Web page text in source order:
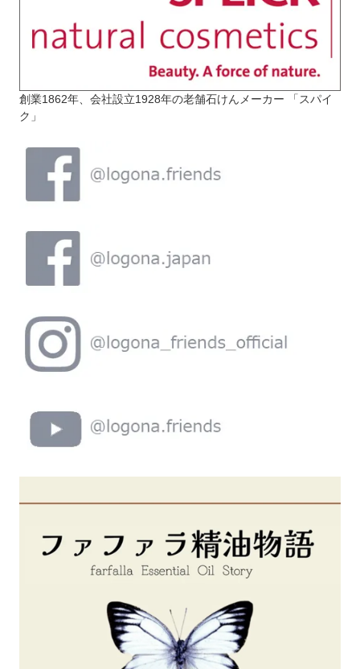
創業1862年、会社設立1928年の老舗石けんメーカー 「スパイ
ク」